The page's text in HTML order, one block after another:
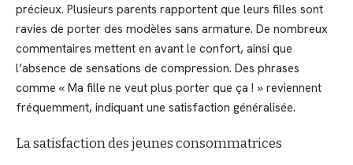
précieux. Plusieurs parents rapportent que leurs filles sont
ravies de porter des modèles sans armature. De nombreux
commentaires mettent en avant le confort, ainsi que
l’absence de sensations de compression. Des phrases
comme « Ma fille ne veut plus porter que ça ! » reviennent
fréquemment, indiquant une satisfaction généralisée.
La satisfaction des jeunes consommatrices